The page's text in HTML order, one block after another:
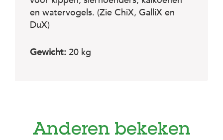
en watervogels. (Zie ChiX, GalliX en
DuX)
Gewicht: 20 kg
Anderen bekeken